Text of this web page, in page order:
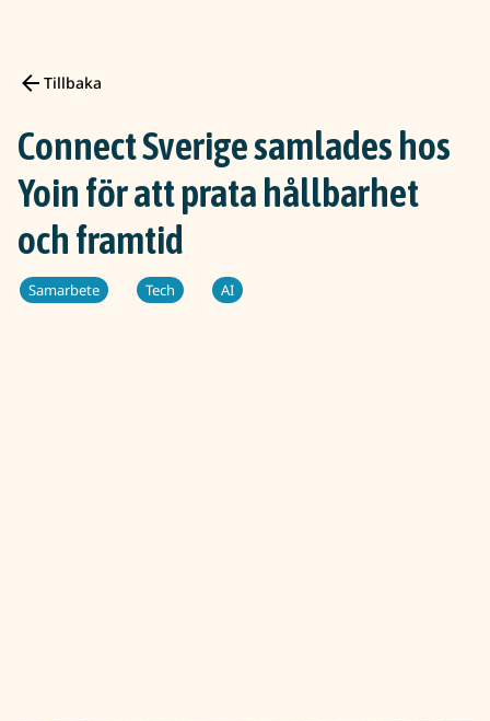
Tillbaka
Connect Sverige samlades hos
Yoin för att prata hållbarhet
och framtid
Samarbete Tech AI